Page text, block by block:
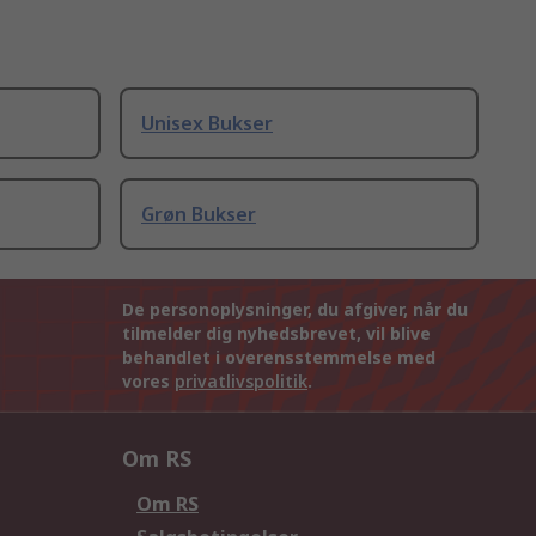
Unisex Bukser
Grøn Bukser
De personoplysninger, du afgiver, når du
tilmelder dig nyhedsbrevet, vil blive
behandlet i overensstemmelse med
vores privatlivspolitik.
Om RS
Om RS